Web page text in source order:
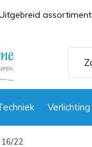
Verlichting
assortiment
16/22